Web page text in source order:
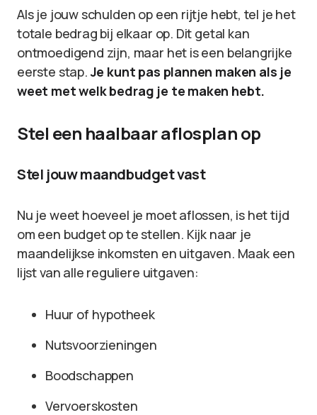
Als je jouw schulden op een rijtje hebt, tel je het
totale bedrag bij elkaar op. Dit getal kan
ontmoedigend zijn, maar het is een belangrijke
eerste stap.Je kunt pas plannen maken als je
weet met welk bedrag je te maken hebt.
Stel een haalbaar aflosplan op
Stel jouw maandbudget vast
Nu je weet hoeveel je moet aflossen, is het tijd
om een budget op te stellen. Kijk naar je
maandelijkse inkomsten en uitgaven. Maak een
lijst van alle reguliere uitgaven:
Huur of hypotheek
Nutsvoorzieningen
Boodschappen
Vervoerskosten